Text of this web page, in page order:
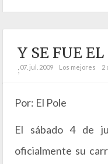
Y SE FUE
;07. jul. 2009 Los mejores 2
Por: El Pole
El sábado 4 de
oficialmente su